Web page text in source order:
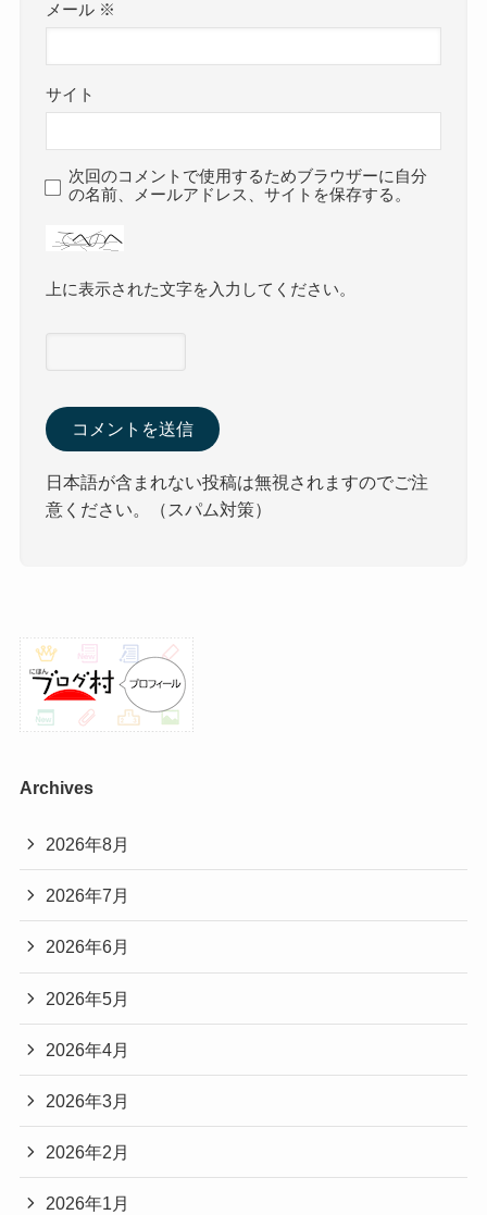
メール ※
サイト
次回のコメントで使用するためブラウザーに自分
の名前、メールアドレス、サイトを保存する。
上に表示された文字を入力してください。
日本語が含まれない投稿は無視されますのでご注
意ください。（スパム対策）
Archives
2026年8月
2026年7月
2026年6月
2026年5月
2026年4月
2026年3月
2026年2月
2026年1月